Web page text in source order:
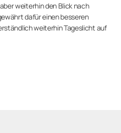
weiterhin den Blick nach
dafür einen besseren
weiterhin Tageslicht auf